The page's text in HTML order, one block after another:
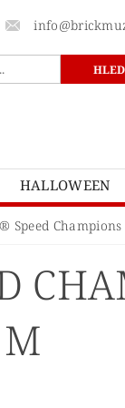
HALLOWEEN
LEGO®
LEGO®
Speed